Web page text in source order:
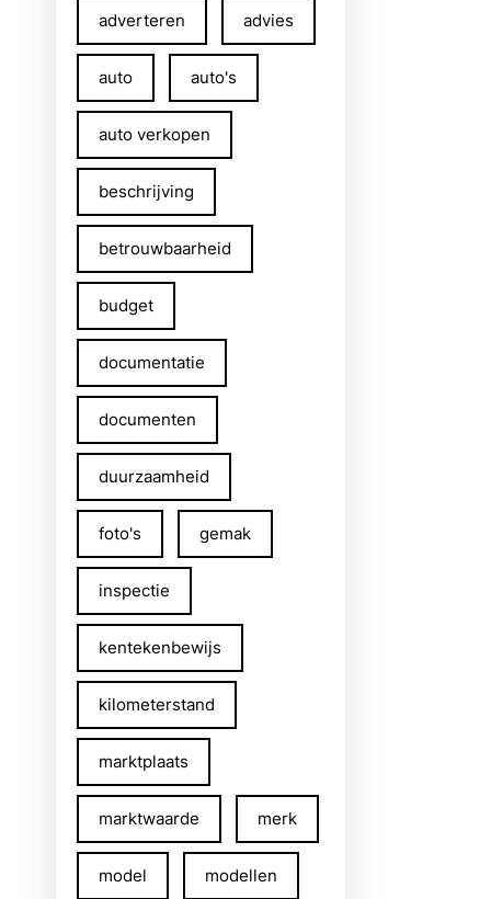
adverteren advies
auto auto's
auto verkopen
beschrijving
betrouwbaarheid
budget
documentatie
documenten
duurzaamheid
foto's gemak
inspectie
kentekenbewijs
kilometerstand
marktplaats
marktwaarde merk
model modellen